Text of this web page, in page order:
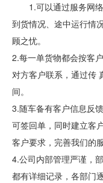
1.可以通过服务网
到货情况、途中运行情
顾之忧。
2.每一单货物都会按客
对方客户联系，通过传
间。
3.随车备有客户信息反
可签回单，同时建立客
客户要求，完善我们的
4.公司内部管理严谨，
都有详细记录，各部门